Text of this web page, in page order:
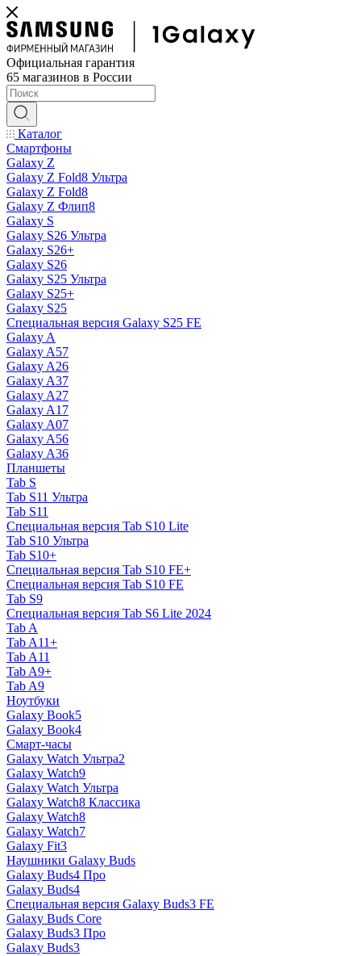
Официальная гарантия
65 магазинов в России
Каталог
Смартфоны
Galaxy Z
Galaxy Z Fold8 Ультра
Galaxy Z Fold8
Galaxy Z Флип8
Galaxy S
Galaxy S26 Ультра
Galaxy S26+
Galaxy S26
Galaxy S25 Ультра
Galaxy S25+
Galaxy S25
Специальная версия Galaxy S25 FE
Galaxy A
Galaxy A57
Galaxy A26
Galaxy A37
Galaxy A27
Galaxy A17
Galaxy A07
Galaxy A56
Galaxy A36
Планшеты
Tab S
Tab S11 Ультра
Tab S11
Специальная версия Tab S10 Lite
Tab S10 Ультра
Tab S10+
Специальная версия Tab S10 FE+
Специальная версия Tab S10 FE
Tab S9
Специальная версия Tab S6 Lite 2024
Tab A
Tab A11+
Tab A11
Tab A9+
Tab A9
Ноутбуки
Galaxy Book5
Galaxy Book4
Смарт-часы
Galaxy Watch Ультра2
Galaxy Watch9
Galaxy Watch Ультра
Galaxy Watch8 Классика
Galaxy Watch8
Galaxy Watch7
Galaxy Fit3
Наушники Galaxy Buds
Galaxy Buds4 Про
Galaxy Buds4
Специальная версия Galaxy Buds3 FE
Galaxy Buds Core
Galaxy Buds3 Про
Galaxy Buds3